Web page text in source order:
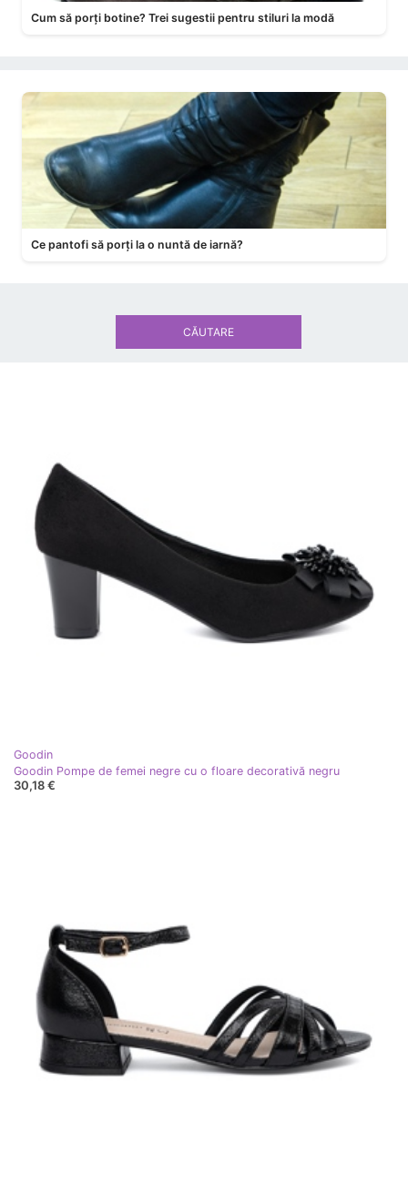
Cum să porți botine? Trei sugestii pentru stiluri la modă
Ce pantofi să porți la o nuntă de iarnă?
Goodin
Goodin Pompe de femei negre cu o floare decorativă negru
30,18 €
CĂUTARE